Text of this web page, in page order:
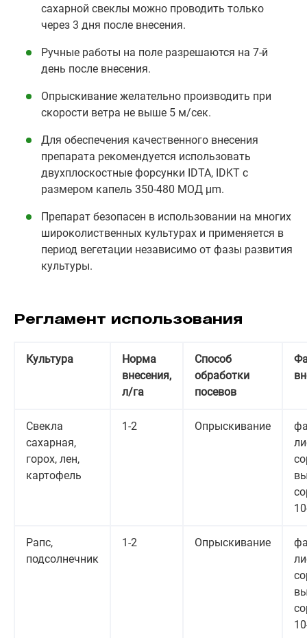
сахарной свеклы можно проводить только
через 3 дня после внесения.
Ручные работы на поле разрешаются на 7-й
день после внесения.
Опрыскивание желательно производить при
скорости ветра не выше 5 м/сек.
Для обеспечения качественного внесения
препарата рекомендуется использовать
двухплоскостные форсунки IDTA, IDKT с
размером капель 350-480 МОД μm.
Препарат безопасен в использовании на многих
широколиственных культурах и применяется в
период вегетации независимо от фазы развития
культуры.
Регламент использования
Культура
Норма
внесения,
л/га
Способ
обработки
посевов
Свекла
сахарная,
горох, лен,
картофель
1-2 Опрыскивание
Рапс,
подсолнечник
1-2 Опрыскивание